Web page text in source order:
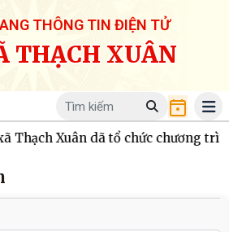
THÔNG TIN ĐIỆN TỬ
THẠCH XUÂN
Thạch Xuân dã tổ chức chương